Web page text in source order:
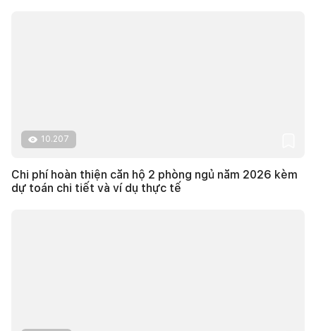
10.207
Chi phí hoàn thiện căn hộ 2 phòng ngủ năm 2026 kèm
dự toán chi tiết và ví dụ thực tế